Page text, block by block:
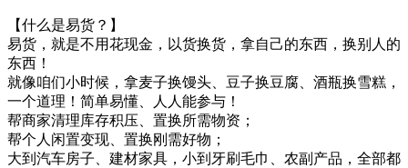
【什么是易货？】
易货，就是不用花现金，以货换货，拿自己的东西，换别人的
东西！
就像咱们小时候，拿麦子换馒头、豆子换豆腐、酒瓶换雪糕，
一个道理！简单易懂、人人能参与！
帮商家清理库存积压、置换所需物资；
帮个人闲置变现、置换刚需好物；
大到汽车房子、建材家具，小到牙刷毛巾、农副产品，全部都